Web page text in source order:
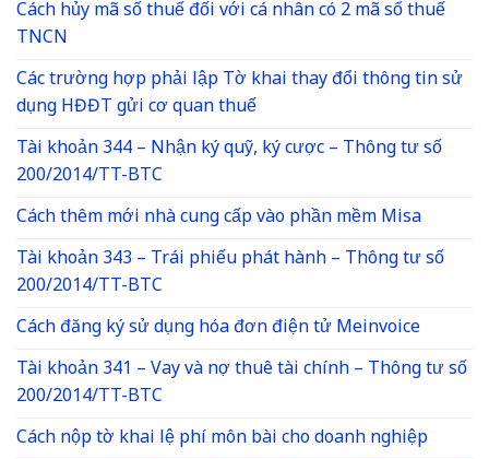
Cách hủy mã số thuế đối với cá nhân có 2 mã số thuế
TNCN
Các trường hợp phải lập Tờ khai thay đổi thông tin sử
dụng HĐĐT gửi cơ quan thuế
Tài khoản 344 – Nhận ký quỹ, ký cược – Thông tư số
200/2014/TT-BTC
Cách thêm mới nhà cung cấp vào phần mềm Misa
Tài khoản 343 – Trái phiếu phát hành – Thông tư số
200/2014/TT-BTC
Cách đăng ký sử dụng hóa đơn điện tử Meinvoice
Tài khoản 341 – Vay và nợ thuê tài chính – Thông tư số
200/2014/TT-BTC
Cách nộp tờ khai lệ phí môn bài cho doanh nghiệp